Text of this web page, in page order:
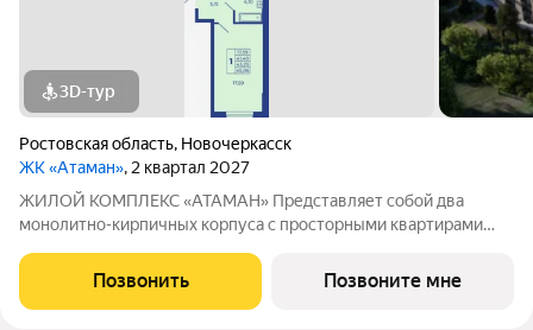
3D-тур
Ростовская область, Новочеркасск
ЖК «Атаман», 2 квартал 2027
ЖИЛОЙ КОМПЛЕКС «АТАМАН» Представляет собой два
монолитно-кирпичных корпуса с просторными квартирами
территории организовано озеленение, детские и спортивные
площадки с зонами для отдыха. Рядом
Позвонить Позвоните мне